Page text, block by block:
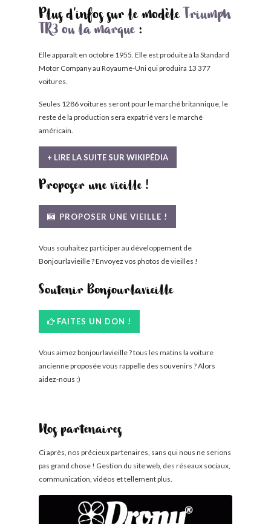
Plus d'infos sur le modèle Triumph
TR3 ou la marque:
Elle apparaît en octobre 1955. Elle est produite à la Standard
Motor Company au Royaume-Uni qui produira 13 377
voitures.
Seules 1286 voitures seront pour le marché britannique, le
reste de la production sera expatrié vers le marché
américain.
+ LIRE LA SUITE SUR WIKIPÉDIA
Proposer une vieille !
PROPOSER UNE VIEILLE !
Vous souhaitez participer au développement de
Bonjourlavieille ? Envoyez vos photos de vieilles !
Soutenir Bonjourlavieille
FAITES UN DON !
Vous aimez bonjourlavieille ? tous les matins la voiture
ancienne proposée vous rappelle des souvenirs ? Alors
aidez-nous ;)
Nos partenaires
Ci après, nos précieux partenaires, sans qui nous ne serions
pas grand chose ! Gestion du site web, des réseaux sociaux,
communication, vidéos et tellement plus.